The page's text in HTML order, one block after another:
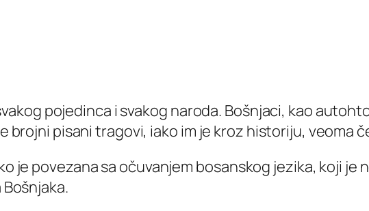
pojedinca i svakog naroda. Bošnjaci, kao
brojni pisani tragovi, iako im je kroz historiju, veoma
je povezana sa očuvanjem bosanskog jezika, koji je